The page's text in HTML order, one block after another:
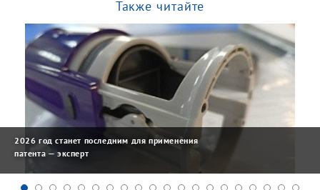
Также читайте
2026 год станет последним для применения
патента — эксперт